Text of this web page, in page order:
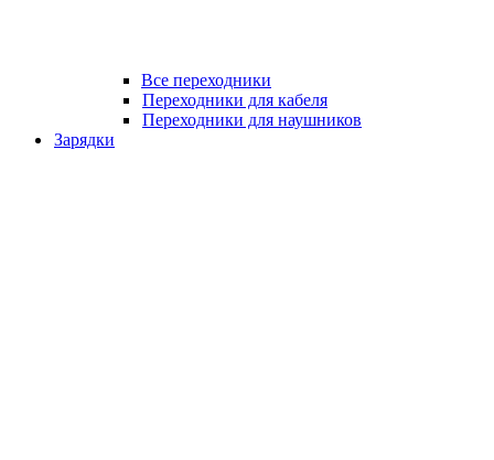
Все переходники
Переходники для кабеля
Переходники для наушников
Зарядки